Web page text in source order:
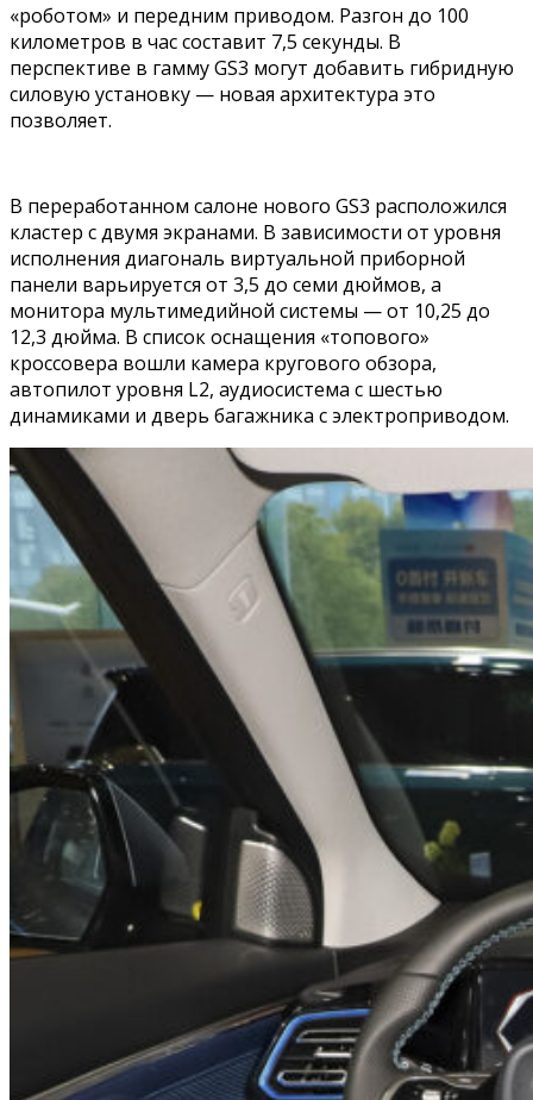
«роботом» и передним приводом. Разгон до 100
километров в час составит 7,5 секунды. В
перспективе в гамму GS3 могут добавить гибридную
силовую установку — новая архитектура это
позволяет.
В переработанном салоне нового GS3 расположился
кластер с двумя экранами. В зависимости от уровня
исполнения диагональ виртуальной приборной
панели варьируется от 3,5 до семи дюймов, а
монитора мультимедийной системы — от 10,25 до
12,3 дюйма. В список оснащения «топового»
кроссовера вошли камера кругового обзора,
автопилот уровня L2, аудиосистема с шестью
динамиками и дверь багажника с электроприводом.